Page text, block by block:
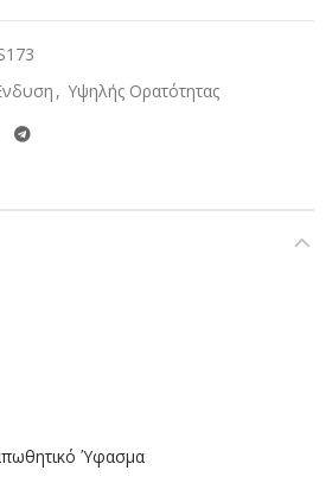
, Υψηλής Ορατότητας
Ύφασμα